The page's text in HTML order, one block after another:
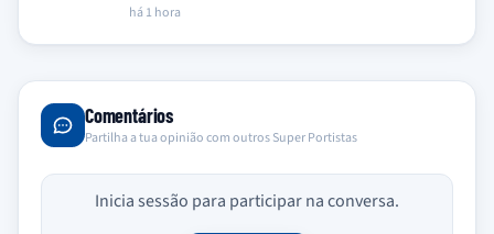
integrando a empresa na…
há 1 hora
Comentários
Partilha a tua opinião com outros Super Portistas
Inicia sessão para participar na conversa.